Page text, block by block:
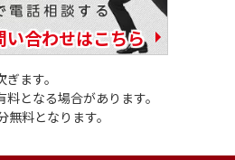
い合わせはこちら
ます。
となる場合があります。
料となります。